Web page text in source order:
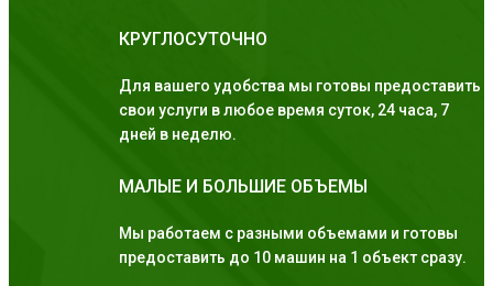
КРУГЛОСУТОЧНО
Для вашего удобства мы готовы предоставить
свои услуги в любое время суток, 24 часа, 7
дней в неделю.
МАЛЫЕ И БОЛЬШИЕ ОБЪЕМЫ
Мы работаем с разными объемами и готовы
предоставить до 10 машин на 1 объект сразу.